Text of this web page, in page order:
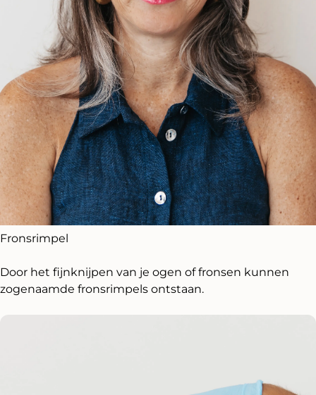
Fronsrimpel
Door het fijnknijpen van je ogen of fronsen kunnen
zogenaamde fronsrimpels ontstaan.